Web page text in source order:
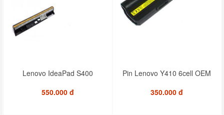
Lenovo IdeaPad S400
550.000 đ
Pin Lenovo Y410 6cell OEM
350.000 đ